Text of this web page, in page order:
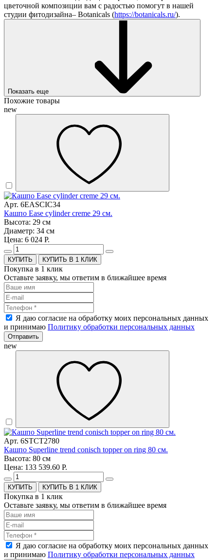
цветочной композиции вам с радостью помогут в нашей
студии фитодизайна– Botanicals (https://botanicals.ru/).
Показать еще
Похожие товары
new
Арт. 6EASCIC34
Кашпо Ease cylinder creme 29 см.
Высота: 29 см
Диаметр: 34 см
Цена: 6 024 Р.
КУПИТЬ В 1 КЛИК
Покупка в 1 клик
Оставьте заявку, мы ответим в ближайшее время
Я даю согласие на обработку моих персональных данных
и принимаю Политику обработки персональных данных
Отправить
new
Арт. 6STCT2780
Кашпо Superline trend conisch topper on ring 80 см.
Высота: 80 см
Цена: 133 539.60 Р.
КУПИТЬ В 1 КЛИК
Покупка в 1 клик
Оставьте заявку, мы ответим в ближайшее время
Я даю согласие на обработку моих персональных данных
и принимаю Политику обработки персональных данных